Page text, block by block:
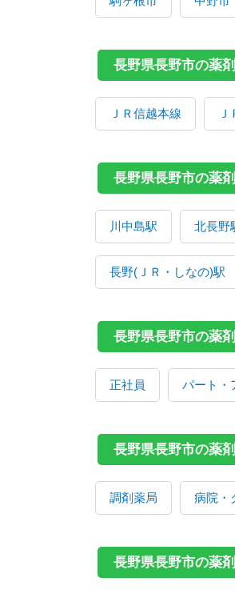
長野県長野市の薬
ＪＲ信越本線
長野県長野市の薬
川中島駅 北長野
長野(ＪＲ・しなの)駅
長野県長野市の薬
正社員 パート・
長野県長野市の薬
調剤薬局 病院・
長野県長野市の薬